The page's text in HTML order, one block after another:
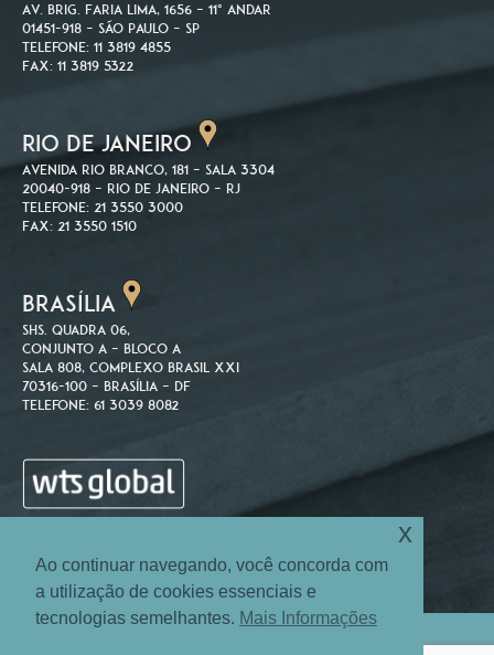
Av. Brig. Faria Lima, 1656 – 11º andar
01451-918 – São Paulo – SP
Telefone: 11 3819 4855
Fax: 11 3819 5322
RIO DE JANEIRO
Avenida Rio Branco, 181 – Sala 3304
20040-918 – Rio de Janeiro – RJ
Telefone: 21 3550 3000
Fax: 21 3550 1510
BRASÍLIA
SHS. Quadra 06,
Conjunto A – Bloco A
Sala 808, Complexo Brasil XXI
70316-100 – Brasília – DF
Telefone: 61 3039 8082
Ao continuar navegando, você concorda com
a utilização de cookies essenciais e
tecnologias semelhantes. Mais Informações
x